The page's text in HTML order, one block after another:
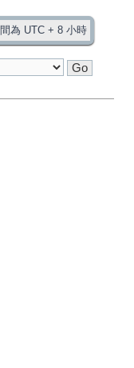
為 UTC + 8 小時